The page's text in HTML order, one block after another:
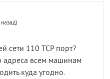
сети 110 TCP порт?
адреса всем машинам
куда угодно.